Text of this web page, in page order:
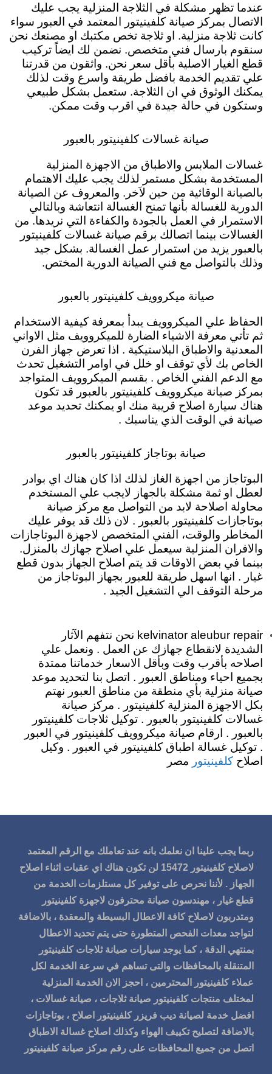
عندما تظهر مشكلة في الثلاجة المنزلية يجب عليك
الاتصال بمركز صيانة كلفينيتور المعتمد في العبور سواء
كانت ثلاجة منزلية. او ثلاجة تخص مكتبك او مصنعك نحن
سنقوم بارسال فني متخصص. نضمن لك ايضاً تركيب
قطع الغيار الاصلية بأقل سعر نحن. واثقون من قدرتنا
علي تقديم الخدمة بافضل طريقة واسرع وقت لذلك
يمكنك الوثوق في ان الثلاجة. ستعمل بشكل طبيعي
وستكون في حالة جيدة في اقرب وقت ممكن.
صيانة غسالات كلفينيتور بالعبور
غسالات الملابس والاطباق من الاجهزة المنزلية
المستخدمة بشكل مستمر لذلك يجب عليك الاهتمام
بالصيانة الوقائية من حين لاَخر. والمعروف عن الصيانة
الدورية للغسالة بأنها تمنح الغسالة انتعاشة وبالتالي
الاستمرار في العمل بالجودة والكفاءة التي نريدها. من
الغسالات بينما اتصالك برقم صيانة غسالات كلفينيتور
بالعبور يزيد من استمرار عمل الغسالة. بشكل جيد
وذلك بالتواصل مع فني الصيانة الدورية المختص.
صيانة ميكروويف كلفينيتور بالعبور
الحفاظ علي الميكروويف يبدأ بمعرفة كيفية الاستخدام
ثم تأتي معرفة الاشياء الضارة للميكروويف مثل الاواني
المعدنية والاطباق البلاستيكية . اذا تعرض جهاز الفرن
الخاص بك لأي توقف او خلل في اوامر التشغيل تحدث
مع الدعم الفني الخاص . بقسم الميكروويف المتواجد
بمركز صيانة ميكروويف كلفينيتور بالعبور قد تكون
هناك سيارة اصلاح قريبة منك او يمكنك تحديد موعد
صيانة في الوقت الذي يناسبك .
صيانة بوتاجاز كلفينيتور بالعبور
البوتاجاز من اجهزة الغاز لذلك اذا كان هناك اي بوادر
لعطل او ثمة مشكلة بالجهاز لايجب علي المستخدم
محاولة اصلاحة لابد من التواصل مع مركز صيانة
بوتاجازات كلفينيتور بالعبور . لان ذلك قد يوفر عليك
المخاطر والوقت، الفني المتخصص لاجهزة البوتاجازات
والافران المنزلية سيعمل علي اصلاح جهازك بالمنزل.
بينما في بعض الاوقات قد يتم اصلاح الجهاز بدون قطع
غيار . انها اسهل طريقة للعبور بجهاز البوتاجاز من
مرحلة التوقف الي التشغيل الجيد .
kelvinator aleubur repair نحن نتفهم الآثار
الشديدة لانقطاع جهازك عن العمل . ونعمل علي
اصلاحه بأقرب وقت وبأقل الاسعار خدماتنا ممتدة
بجميع احياء ومناطق العبور . اتصل بنا لتحديد موعد
صيانة منزلية بأي منطقة من مناطق العبور نهتم
بكل الاجهزة المنزلية كلفينيتور . مركز صيانة
غسالات كلفينيتور بالعبور . توكيل ثلاجات كلفينيتور
بالعبور . ارقام صيانة ميكروويف كلفينيتور في العبور
. توكيل غسالة اطباق كلفينيتور في العبور . وكيل
اصلاح كلفينيتور مصر
ربما يجب علينا ان نعلمك بانه عند تعاملك مع الرقم المعتمد
لاصلاح كلفينيتور 15472 لن تكون هناك اي عقبات اثناء اصلاح
الجهاز . لأننا نحرص على توفير كل مستلزمات الخدمة من
قطع غيار ، مهندسون صيانة محترفون لاجهزة كلفينيتور
ومتدربون لاصلاح كافة الاعطال البسيطة والمعقدة ، بالاضافة
لتواجد معدات الفحص المتطورة حتى يتم تحديد الاعطال
بمنتهي الدقة ، كما يوجد سيارات صيانة ثلاجات كلفينيتور
المتنقلة بالمحافظات والتى تساهم في سرعة الخدمة لكل
عملاء كلفينيتور المحترمين ، احجز الان الخدمة المنزلية
لمختلف منتجات كلفينيتور صيانة ثلاجات ، صيانة غسالات ،
افضل خدمة لصيانة ديب فريزر كلفينيتور اصلاح ، بوتاجازات
بالاضافة لتصليح تكييف الهواء وكذلك اصلاح غسالة الاطباق
اتصل من جميع المحافظات على رقم مركز صيانة كلفينيتور